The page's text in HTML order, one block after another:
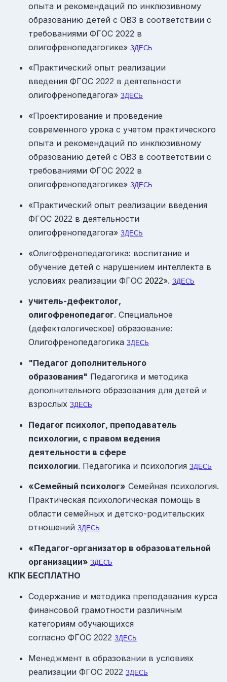
опыта и рекомендаций по инклюзивному
образованию детей с ОВЗ в соответствии с
требованиями ФГОС 2022 в
олигофренопедагогике» ЗДЕСЬ
«Практический опыт реализации
введения ФГОС 2022 в деятельности
олигофренопедагога» ЗДЕСЬ
«Проектирование и проведение
современного урока с учетом практического
опыта и рекомендаций по инклюзивному
образованию детей с ОВЗ в соответствии с
требованиями ФГОС 2022 в
олигофренопедагогике» ЗДЕСЬ
«Практический опыт реализации введения
ФГОС 2022 в деятельности
олигофренопедагога» ЗДЕСЬ
«Олигофренопедагогика: воспитание и
обучение детей с нарушением интеллекта в
условиях реализации ФГОС 2022». ЗДЕСЬ
учитель-дефектолог,
олигофренопедагог. Специальное
(дефектологическое) образование:
Олигофренопедагогика ЗДЕСЬ
"Педагог дополнительного
образования" Педагогика и методика
дополнительного образования для детей и
взрослых ЗДЕСЬ
Педагог психолог, преподаватель
психологии, с правом ведения
деятельности в сфере
психологии. Педагогика и психология ЗДЕСЬ
«Семейный психолог» Семейная психология.
Практическая психологическая помощь в
области семейных и детско-родительских
отношений ЗДЕСЬ
«Педагог-организатор в образовательной
организации» ЗДЕСЬ
КПК БЕСПЛАТНО
Содержание и методика преподавания курса
финансовой грамотности различным
категориям обучающихся
согласно ФГОС 2022 ЗДЕСЬ
Менеджмент в образовании в условиях
реализации ФГОС 2022 ЗДЕСЬ